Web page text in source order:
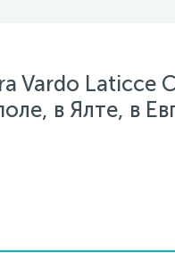
Vardo Laticce
в Ялте, в